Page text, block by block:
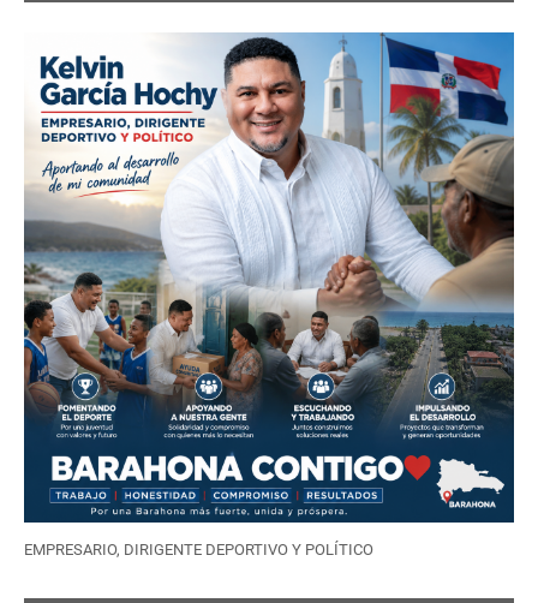
EMPRESARIO, DIRIGENTE DEPORTIVO Y POLÍTICO